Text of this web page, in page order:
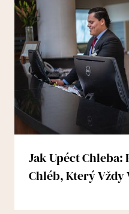
Jak Upéct Chleba:
Chléb, Který Vždy